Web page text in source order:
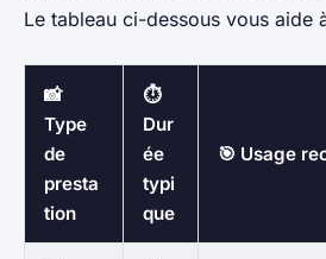
Le tableau ci-dessous vous aide
📸
Type
de
presta
tion
⏱️
Dur
ée
typi
que
🎯 Usage